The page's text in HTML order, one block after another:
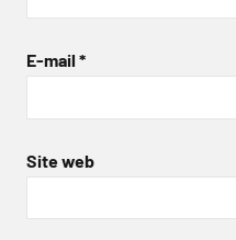
E-mail *
Site web